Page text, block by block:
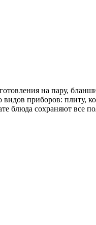
на пару,
видов приборов:
блюда сохраняют все